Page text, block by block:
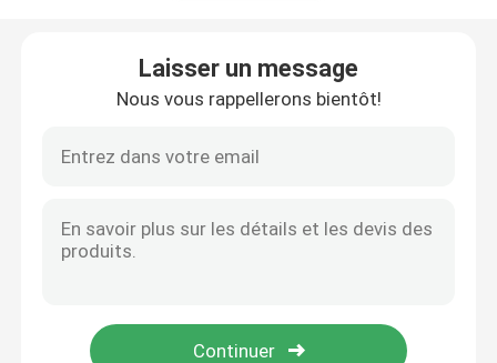
Laisser un message
Nous vous rappellerons bientôt!